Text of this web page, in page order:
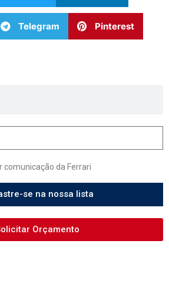
Telegram Pinterest
comunicação da Ferrari
se na nossa lista
Orçamento